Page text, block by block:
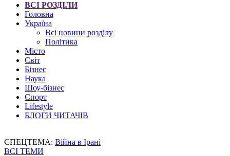
ВСІ РОЗДІЛИ
Головна
Україна
Всі новини розділу
Політика
Місто
Світ
Бізнес
Наука
Шоу-бізнес
Спорт
Lifestyle
БЛОГИ ЧИТАЧІВ
СПЕЦТЕМА: Війна в Ірані
ВСІ ТЕМИ